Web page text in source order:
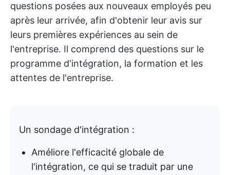
questions posées aux nouveaux employés peu
après leur arrivée, afin d'obtenir leur avis sur
leurs premières expériences au sein de
l'entreprise. Il comprend des questions sur le
programme d'intégration, la formation et les
attentes de l'entreprise.
Un sondage d'intégration :
Améliore l'efficacité globale de
l'intégration, ce qui se traduit par une